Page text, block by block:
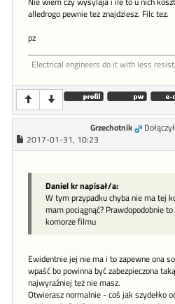
alledrogo pewnie tez znajdziesz. Filc tez.
pz
Electrical engineers do it with less
Grzechotnik
2017-01-31, 10:23
Daniel kr napisał/a:
W tym przypadku chyba nie ma tej
mam pociągnąć? Prawdopodobnie
komorze filmu
Ewidentnie jej nie ma i to zapewne ona
wpaść bo powinna być zabezpieczona
najwyraźniej też nie masz.
Otwierasz normalnie - coś jak szydełko